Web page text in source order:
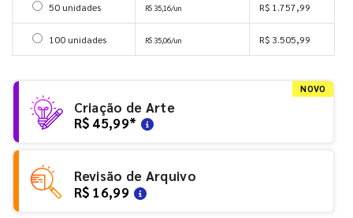
Selecionar 50 unidades
50 unidades R$ 35,16/un R$ 1.757,99
Selecionar 100 unidades
100 unidades R$ 35,06/un R$ 3.505,99
NOVO
Criação de Arte
R$ 45,99*
Revisão de Arquivo
R$ 16,99